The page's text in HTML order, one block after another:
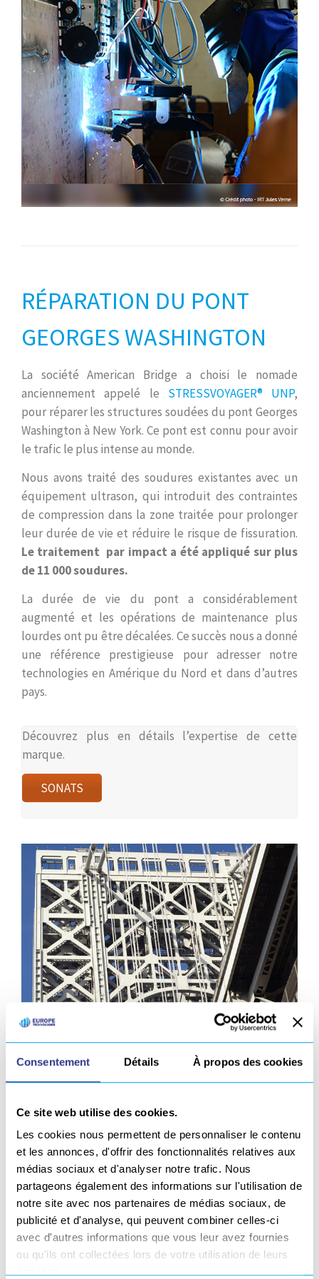
Consentement Détails À propos des cookies
Ce site web utilise des cookies.
Les cookies nous permettent de personnaliser le contenu
et les annonces, d'offrir des fonctionnalités relatives aux
médias sociaux et d'analyser notre trafic. Nous
partageons également des informations sur l'utilisation de
notre site avec nos partenaires de médias sociaux, de
publicité et d'analyse, qui peuvent combiner celles-ci
avec d'autres informations que vous leur avez fournies
ou qu'ils ont collectées lors de votre utilisation de leurs
RÉPARATION DU PONT
GEORGES WASHINGTON
La société American Bridge a choisi le nomade
anciennement appelé le STRESSVOYAGER® UNP,
pour réparer les structures soudées du pont Georges
Washington à New York. Ce pont est connu pour avoir
le trafic le plus intense au monde.
Nous avons traité des soudures existantes avec un
équipement ultrason, qui introduit des contraintes
de compression dans la zone traitée pour prolonger
leur durée de vie et réduire le risque de fissuration.
Le traitement par impact a été appliqué sur plus
de 11 000 soudures.
La durée de vie du pont a considérablement
augmenté et les opérations de maintenance plus
lourdes ont pu être décalées. Ce succès nous a donné
une référence prestigieuse pour adresser notre
technologies en Amérique du Nord et dans d’autres
pays.
Découvrez plus en détails l’expertise de cette
marque.
SONATS
RÉDUCTION DES
TROUBLES MUSCULO-
SQUELETTIQUES CHEZ